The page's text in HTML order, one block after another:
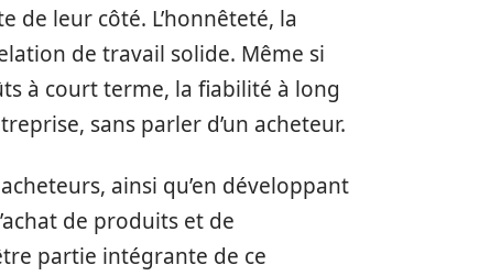
leur côté. L’honnêteté, la
de travail solide. Même si
à court terme, la fiabilité à long
sans parler d’un acheteur.
ainsi qu’en développant
de produits et de
partie intégrante de ce